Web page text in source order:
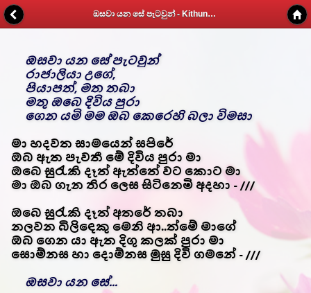
ඔසවා යන සේ පැටවුන් - Kithunu Gee Potha - Web v1.7
ඔසවා යන සේ පැටවුන්
රාජාලියා උගේ,
පියාපත්, මත තබා
මතු ඔබෙ දිවිය පුරා
ගෙන යමි මම ඔබ කෙරෙහි බලා විමසා
මා හදවත සාමයෙන් සපිරේ
ඔබ ඇත පැවතී මේ දිවිය පුරා මා
ඔබෙ සුරැකි දෑත් ඇත්තේ වට කොට මා
මා ඔබ ගැන තිර ලෙස සිටිනෙමි අදහා - ///
ඔබෙ සුරැකි දෑත් අතරේ තබා
නලවන බිලිඳෙකු මෙනි ආ..ත්මේ මාගේ
ඔබ ගෙන යා ඇත දිගු කලක් පුරා මා
සොම්නස හා දොම්නස මුසු දිවි ගමනේ - ///
ඔසවා යන සේ...